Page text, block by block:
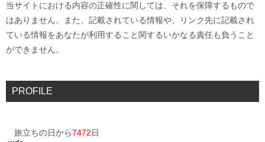
当サイトにおける内容の正確性に関しては、それを保障するもので
はありません。また、記載されている情報や、リンク先に記載され
ている情報をあなたが利用すること関するいかなる責任も負うこと
ができません。
PROFILE
旅立ちの日から7472日